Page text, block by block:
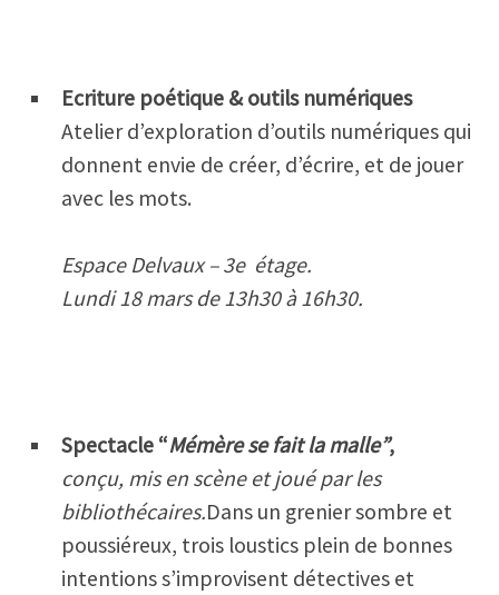
Ecriture poétique & outils numériques
Atelier d’exploration d’outils numériques qui
donnent envie de créer, d’écrire, et de jouer
avec les mots.
Espace Delvaux – 3e étage.
Lundi 18 mars de 13h30 à 16h30.
Spectacle “Mémère se fait la malle”,
conçu, mis en scène et joué par les
bibliothécaires.Dans un grenier sombre et
poussiéreux, trois loustics plein de bonnes
intentions s’improvisent détectives et